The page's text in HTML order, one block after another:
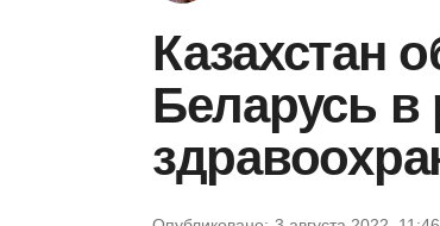
Казахстан
Беларусь в